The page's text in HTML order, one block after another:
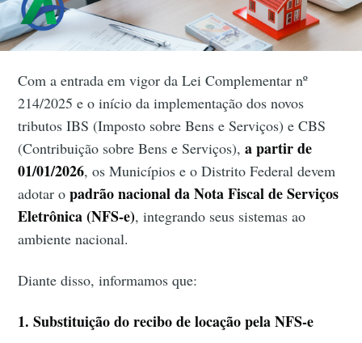
Com a entrada em vigor da Lei Complementar nº
214/2025 e o início da implementação dos novos
tributos IBS (Imposto sobre Bens e Serviços) e CBS
(Contribuição sobre Bens e Serviços),a partir de
01/01/2026, os Municípios e o Distrito Federal devem
adotar opadrão nacional da Nota Fiscal de Serviços
Eletrônica (NFS-e), integrando seus sistemas ao
ambiente nacional.
Diante disso, informamos que:
1. Substituição do recibo de locação pela NFS-e